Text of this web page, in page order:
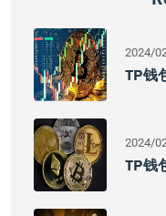
2024/
TP钱
2024/
TP钱